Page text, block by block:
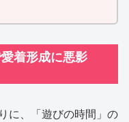
着形成に悪影
に、「遊びの時間」の